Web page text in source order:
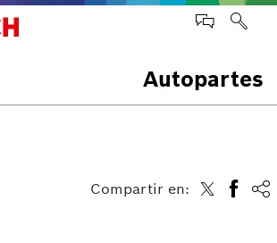
Autopartes
Compartir en: